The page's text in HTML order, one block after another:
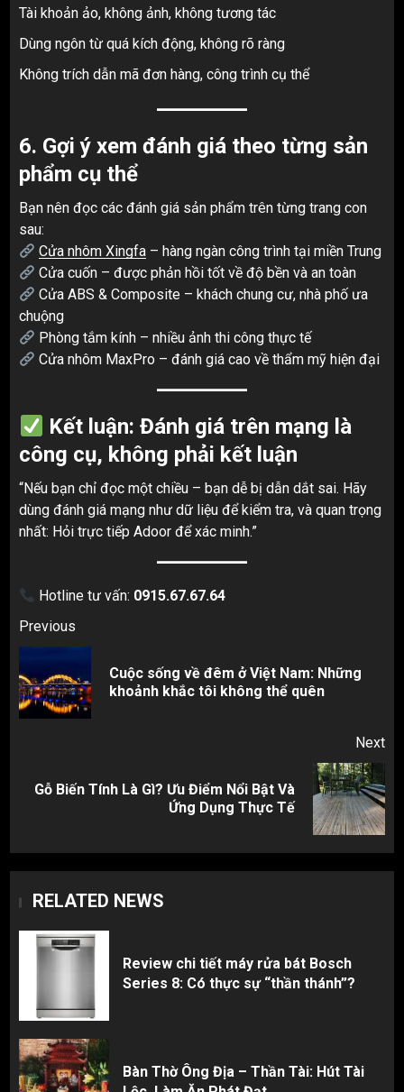
Tài khoản ảo, không ảnh, không tương tác
Dùng ngôn từ quá kích động, không rõ ràng
Không trích dẫn mã đơn hàng, công trình cụ thể
6. Gợi ý xem đánh giá theo từng sản
phẩm cụ thể
Bạn nên đọc các đánh giá sản phẩm trên từng trang con
sau:
Cửa nhôm Xingfa – hàng ngàn công trình tại miền Trung
Cửa cuốn – được phản hồi tốt về độ bền và an toàn
Cửa ABS & Composite – khách chung cư, nhà phố ưa
chuộng
Phòng tắm kính – nhiều ảnh thi công thực tế
Cửa nhôm MaxPro – đánh giá cao về thẩm mỹ hiện đại
Kết luận: Đánh giá trên mạng là
công cụ, không phải kết luận
“Nếu bạn chỉ đọc một chiều – bạn dễ bị dẫn dắt sai. Hãy
dùng đánh giá mạng như dữ liệu để kiểm tra, và quan trọng
nhất: Hỏi trực tiếp Adoor để xác minh.”
Hotline tư vấn: 0915.67.67.64
Post
navigation
Previous
Cuộc sống về đêm ở Việt Nam: Những
khoảnh khắc tôi không thể quên
Next
Next
Gỗ Biến Tính Là Gì? Ưu Điểm Nổi Bật Và
Ứng Dụng Thực Tế
RELATED NEWS
Review chi tiết máy rửa bát Bosch
Series 8: Có thực sự “thần thánh”?
Bàn Thờ Ông Địa – Thần Tài: Hút Tài